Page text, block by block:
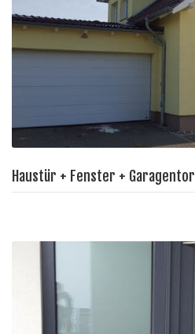
Haustür + Fenster +